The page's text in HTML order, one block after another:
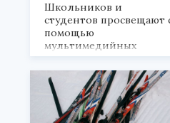
Школьников и
студентов просвещают
помощью
мультимедийных
лекций.